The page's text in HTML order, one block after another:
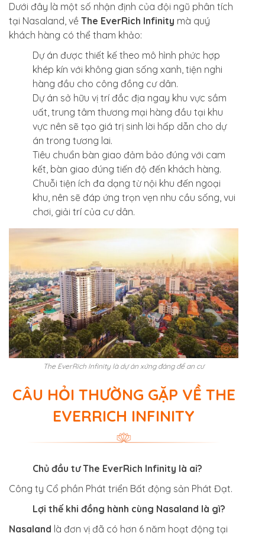
Dưới đây là một số nhận định của đội ngũ phân tích
tại Nasaland, về The EverRich Infinity mà quý
khách hàng có thể tham khảo:
Dự án được thiết kế theo mô hình phức hợp
khép kín với không gian sống xanh, tiện nghi
hàng đầu cho công đồng cư dân.
Dự án sở hữu vị trí đắc địa ngay khu vực sầm
uất, trung tâm thương mại hàng đầu tại khu
vực nên sẽ tạo giá trị sinh lời hấp dẫn cho dự
án trong tương lai.
Tiêu chuẩn bàn giao đảm bảo đúng với cam
kết, bàn giao đúng tiến độ đến khách hàng.
Chuỗi tiện ích đa dạng từ nội khu đến ngoại
khu, nên sẽ đáp ứng trọn vẹn nhu cầu sống, vui
chơi, giải trí của cư dân.
The EverRich Infinity là dự án xứng đáng để an cư
CÂU HỎI THƯỜNG GẶP VỀ THE
EVERRICH INFINITY
Chủ đầu tư The EverRich Infinity là ai?
Công ty Cổ phần Phát triển Bất động sản Phát Đạt.
Lợi thế khi đồng hành cùng Nasaland là gì?
Nasaland là đơn vị đã có hơn 6 năm hoạt động tại